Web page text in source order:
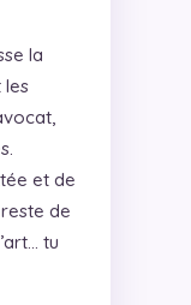
la
les
et de
de
tu